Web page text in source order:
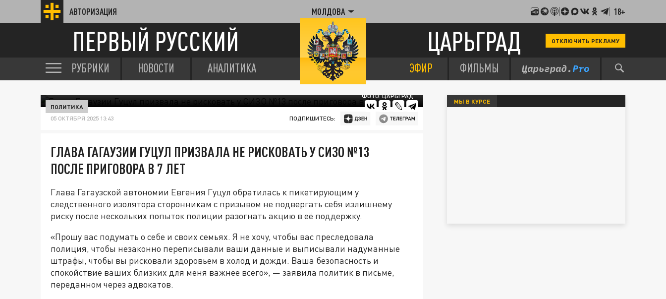
АВТОРИЗАЦИЯ МОЛДОВА 18+
ПЕРВЫЙ РУССКИЙ ЦАРЬГРАД ОТКЛЮЧИТЬ РЕКЛАМУ
РУБРИКИ НОВОСТИ АНАЛИТИКА ЭФИР ФИЛЬМЫ
ФОТО: ЦАРЬГРАД
ПОЛИТИКА
05 ОКТЯБРЯ 2025 13:43 ПОДПИШИТЕСЬ:
ГЛАВА ГАГАУЗИИ ГУЦУЛ ПРИЗВАЛА НЕ РИСКОВАТЬ У СИЗО №13
ПОСЛЕ ПРИГОВОРА В 7 ЛЕТ
Глава Гагаузской автономии Евгения Гуцул обратилась к пикетирующим у
следственного изолятора сторонникам с призывом не подвергать себя излишнему
риску после нескольких попыток полиции разогнать акцию в её поддержку.
«Прошу вас подумать о себе и своих семьях. Я не хочу, чтобы вас преследовала
полиция, чтобы незаконно переписывали ваши данные и выписывали надуманные
штрафы, чтобы вы рисковали здоровьем в холод и дожди. Ваша безопасность и
спокойствие ваших близких для меня важнее всего», — заявила политик в письме,
переданном через адвокатов.
МЫ В КУРСЕ